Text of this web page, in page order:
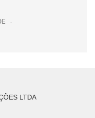
LTDA